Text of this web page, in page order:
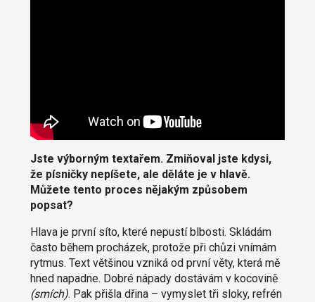
Jste výborným textařem. Zmiňoval jste kdysi,
že písničky nepíšete, ale děláte je v hlavě.
Můžete tento proces nějakým způsobem
popsat?
Hlava je první síto, které nepustí blbosti. Skládám
často během procházek, protože při chůzi vnímám
rytmus. Text většinou vzniká od první věty, která mě
hned napadne. Dobré nápady dostávám v kocovině
(smích). Pak přišla dřina – vymyslet tři sloky, refrén